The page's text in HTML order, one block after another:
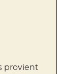
provient